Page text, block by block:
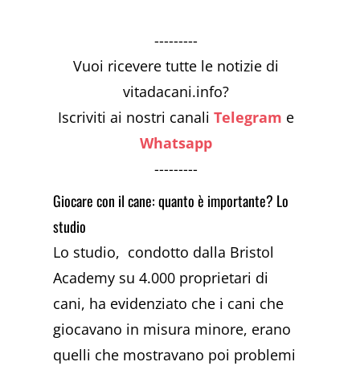
---------
Vuoi ricevere tutte le notizie di
vitadacani.info?
Iscriviti ai nostri canaliTelegram e
Whatsapp
---------
Giocare con il cane: quanto è importante? Lo
studio
Lo studio, condotto dalla Bristol
Academy su 4.000 proprietari di
cani, ha evidenziato che i cani che
giocavano in misura minore, erano
quelli che mostravano poi problemi